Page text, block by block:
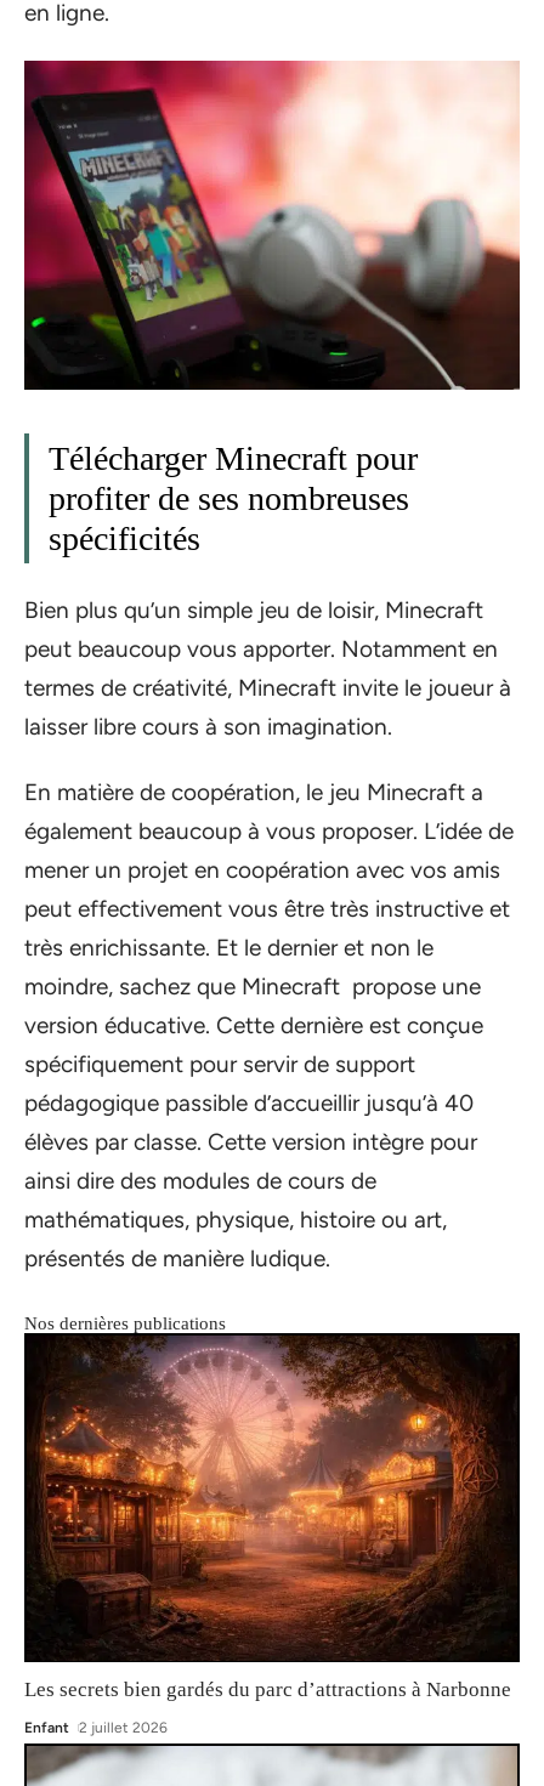
en ligne.
Télécharger Minecraft pour
profiter de ses nombreuses
spécificités
Bien plus qu’un simple jeu de loisir, Minecraft
peut beaucoup vous apporter. Notamment en
termes de créativité, Minecraft invite le joueur à
laisser libre cours à son imagination.
En matière de coopération, le jeu Minecraft a
également beaucoup à vous proposer. L’idée de
mener un projet en coopération avec vos amis
peut effectivement vous être très instructive et
très enrichissante. Et le dernier et non le
moindre, sachez que Minecraft propose une
version éducative. Cette dernière est conçue
spécifiquement pour servir de support
pédagogique passible d’accueillir jusqu’à 40
élèves par classe. Cette version intègre pour
ainsi dire des modules de cours de
mathématiques, physique, histoire ou art,
présentés de manière ludique.
Nos dernières publications
Les secrets bien gardés du parc d’attractions à Narbonne
Enfant 2 juillet 2026